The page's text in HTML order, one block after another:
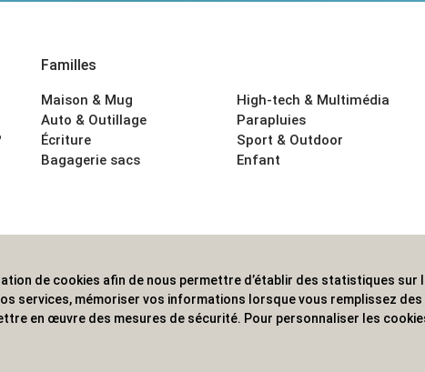
Familles
Maison & Mug
Auto & Outillage
Écriture
Bagagerie sacs
High-tech & Multimédia
Parapluies
Sport & Outdoor
Enfant
Une implantation nationale, une couverture internationale.
de cookies afin de nous permettre d’établir des statistiques sur
services, mémoriser vos informations lorsque vous remplissez des
en œuvre des mesures de sécurité. Pour personnaliser les